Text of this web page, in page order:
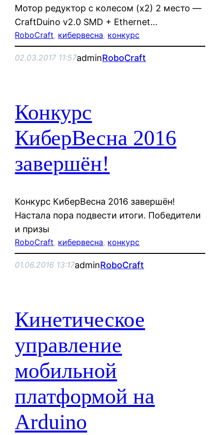
Мотор редуктор с колесом (x2) 2 место —
CraftDuino v2.0 SMD + Ethernet…
RoboCraft, кибервесна, конкурс
02.03.2017 11:57adminRoboCraft
Конкурс
КиберВесна 2016
завершён!
Конкурс КиберВесна 2016 завершён!
Настала пора подвести итоги. Победители
и призы
RoboCraft, кибервесна, конкурс
01.06.2016 13:17adminRoboCraft
Кинетическое
управление
мобильной
платформой на
Arduino